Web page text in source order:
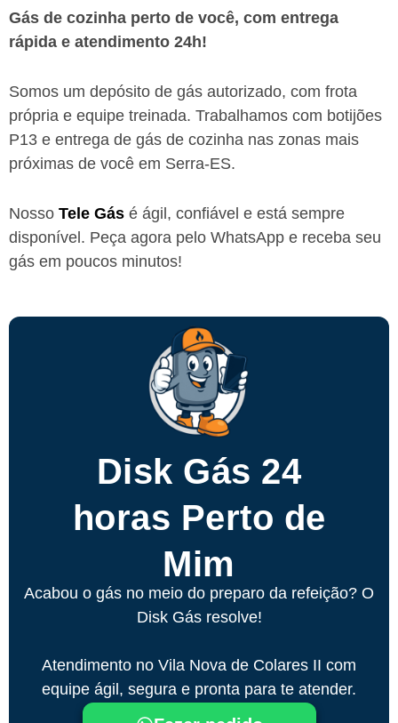
Gás de cozinha perto de você, com entrega
rápida e atendimento 24h!
Somos um depósito de gás autorizado, com frota
própria e equipe treinada. Trabalhamos com botijões
P13 e entrega de gás de cozinha nas zonas mais
próximas de você em Serra-ES.
Nosso Tele Gás é ágil, confiável e está sempre
disponível. Peça agora pelo WhatsApp e receba seu
gás em poucos minutos!
Disk Gás 24
horas Perto de
Mim
Acabou o gás no meio do preparo da refeição? O
Disk Gás resolve!
Atendimento no Vila Nova de Colares II com
equipe ágil, segura e pronta para te atender.